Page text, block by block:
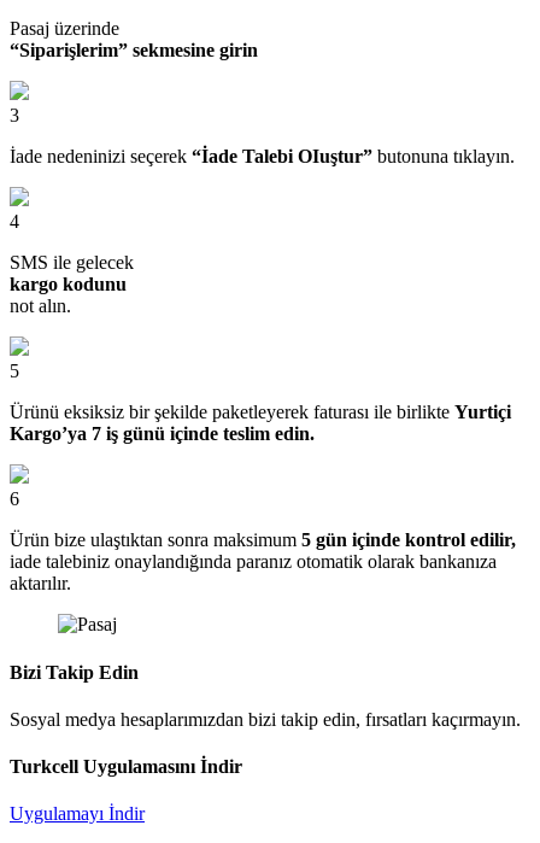
Pasaj üzerinde
“Siparişlerim” sekmesine girin
3
İade nedeninizi seçerek “İade Talebi OIuştur” butonuna tıklayın.
4
SMS ile gelecek
kargo kodunu
not alın.
5
Ürünü eksiksiz bir şekilde paketleyerek faturası ile birlikte Yurtiçi
Kargo’ya 7 iş günü içinde teslim edin.
6
Ürün bize ulaştıktan sonra maksimum 5 gün içinde kontrol edilir,
iade talebiniz onaylandığında paranız otomatik olarak bankanıza
aktarılır.
Bizi Takip Edin
Sosyal medya hesaplarımızdan bizi takip edin, fırsatları kaçırmayın.
Turkcell Uygulamasını İndir
Uygulamayı İndir